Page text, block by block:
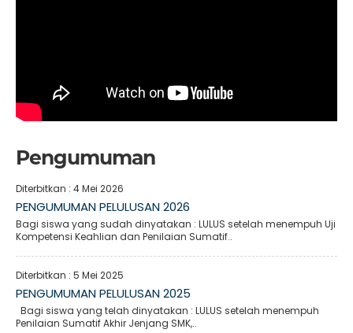
Pengumuman
Diterbitkan : 4 Mei 2026
PENGUMUMAN PELULUSAN 2026
Bagi siswa yang sudah dinyatakan : LULUS setelah menempuh Uji
Kompetensi Keahlian dan Penilaian Sumatif..
Diterbitkan : 5 Mei 2025
PENGUMUMAN PELULUSAN 2025
Bagi siswa yang telah dinyatakan : LULUS setelah menempuh
Penilaian Sumatif Akhir Jenjang SMK,..